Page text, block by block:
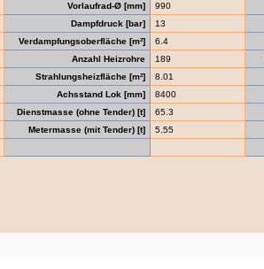
Vorlaufrad-Ø [mm] 990
Dampfdruck [bar] 13
Verdampfungsoberfläche [m²] 6.4
Anzahl Heizrohre 189
Strahlungsheizfläche [m²] 8.01
Achsstand Lok [mm] 8400
Dienstmasse (ohne Tender) [t] 65.3
Metermasse (mit Tender) [t] 5.55